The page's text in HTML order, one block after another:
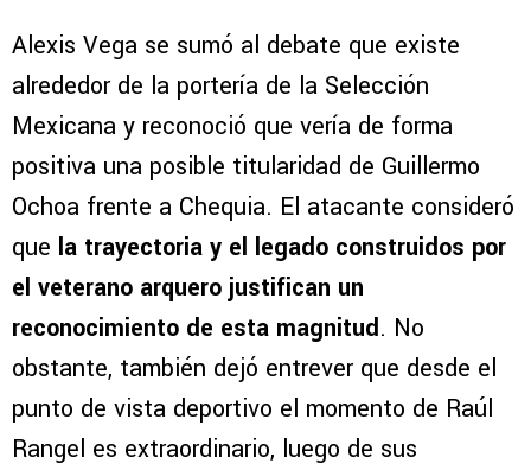
Alexis Vega se sumó al debate que existe
alrededor de la portería de la Selección
Mexicana y reconoció que vería de forma
positiva una posible titularidad de Guillermo
Ochoa frente a Chequia. El atacante consideró
que la trayectoria y el legado construidos por
el veterano arquero justifican un
reconocimiento de esta magnitud. No
obstante, también dejó entrever que desde el
punto de vista deportivo el momento de Raúl
Rangel es extraordinario, luego de sus